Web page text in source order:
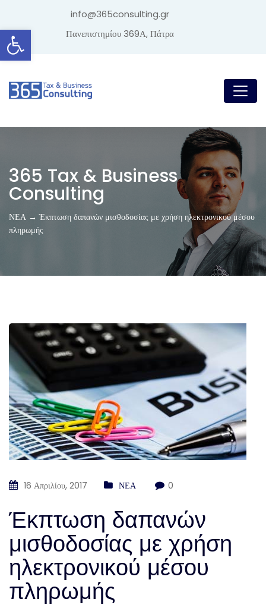
Ανοίξτε τη γραμμή εργαλείων
info@365consulting.gr
Πανεπιστημίου 369Α, Πάτρα
365 Tax & Business
Consulting
ΝΕΑ → Έκπτωση δαπανών μισθοδοσίας με χρήση ηλεκτρονικού μέσου
πληρωμής
16 Απριλίου, 2017 ΝΕΑ 0
Έκπτωση δαπανών
μισθοδοσίας με χρήση
ηλεκτρονικού μέσου
πληρωμής